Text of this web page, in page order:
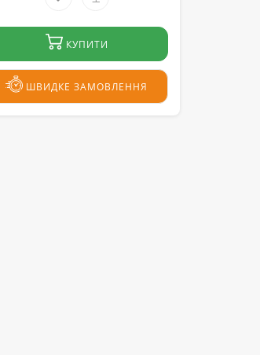
КУПИТИ
ШВИДКЕ ЗАМОВЛЕННЯ